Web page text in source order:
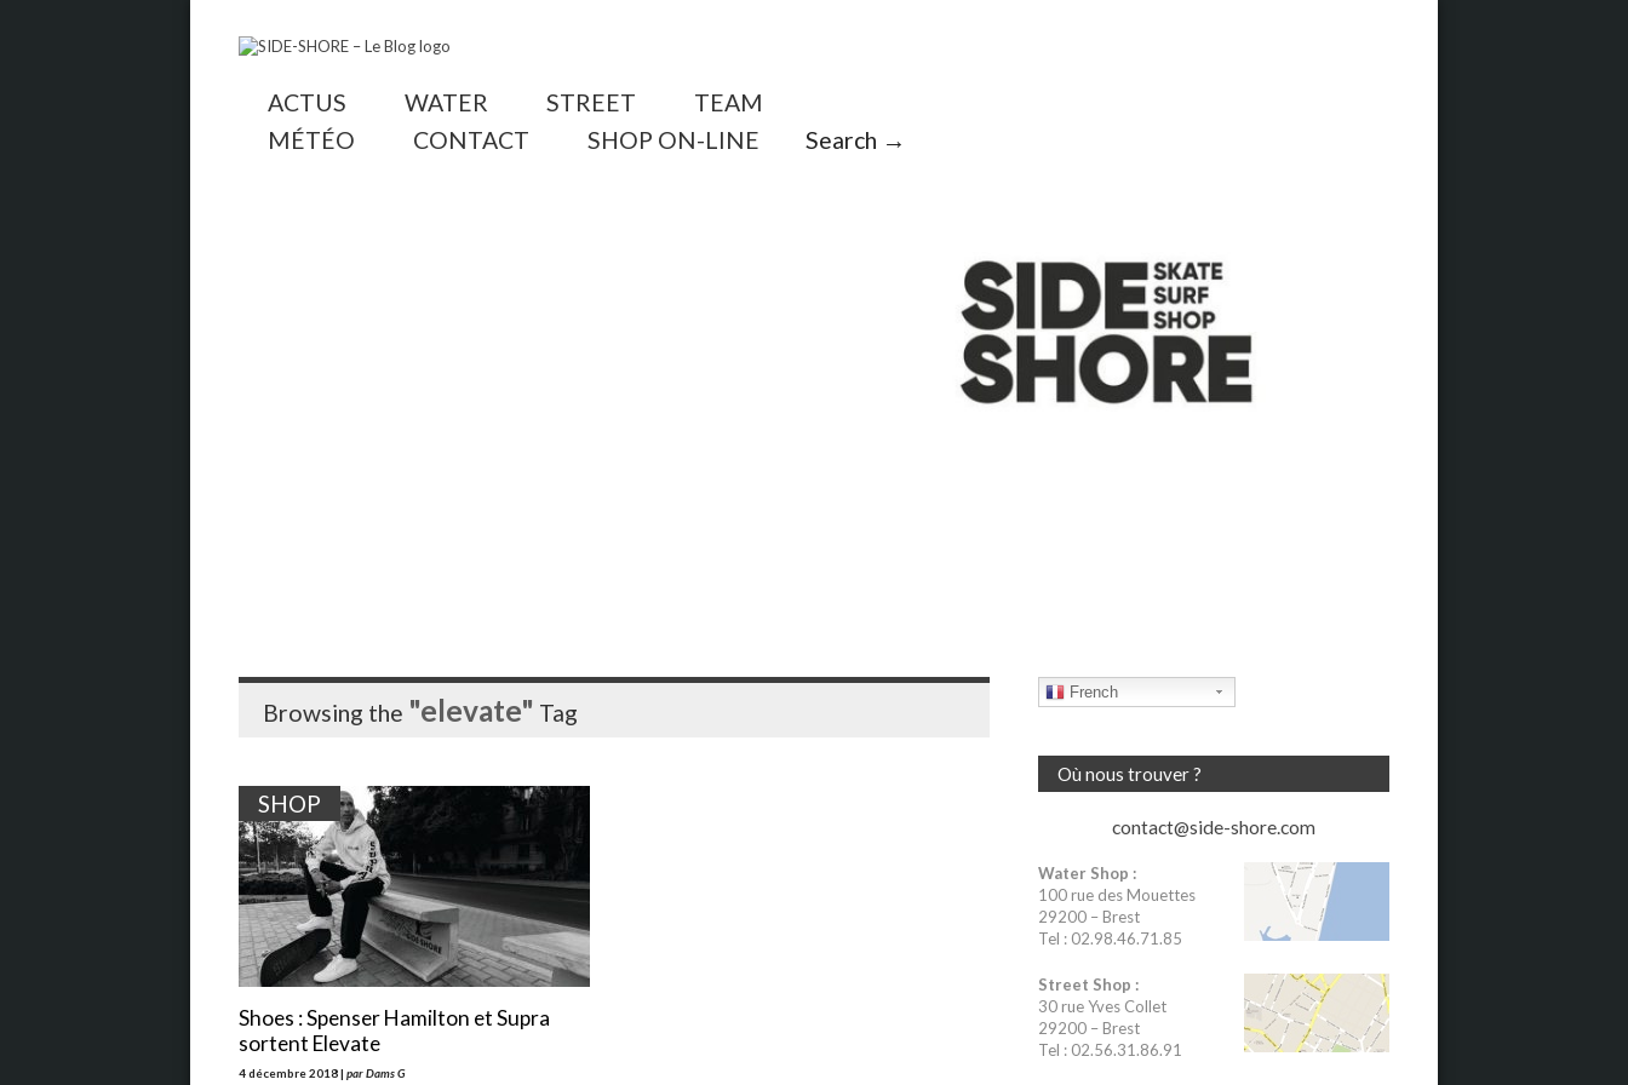
ACTUS WATER STREET
TEAM
MÉTÉO
CONTACT SHOP ON-LINE Search →
Browsing the "elevate" Tag
SHOP
Shoes : Spenser Hamilton et Supra
sortent Elevate
4 décembre 2018 | par Dams G
French
Où nous trouver ?
contact@side-shore.com
Water Shop :
100 rue des Mouettes
29200 – Brest
Tel : 02.98.46.71.85
Street Shop :
30 rue Yves Collet
29200 – Brest
Tel : 02.56.31.86.91